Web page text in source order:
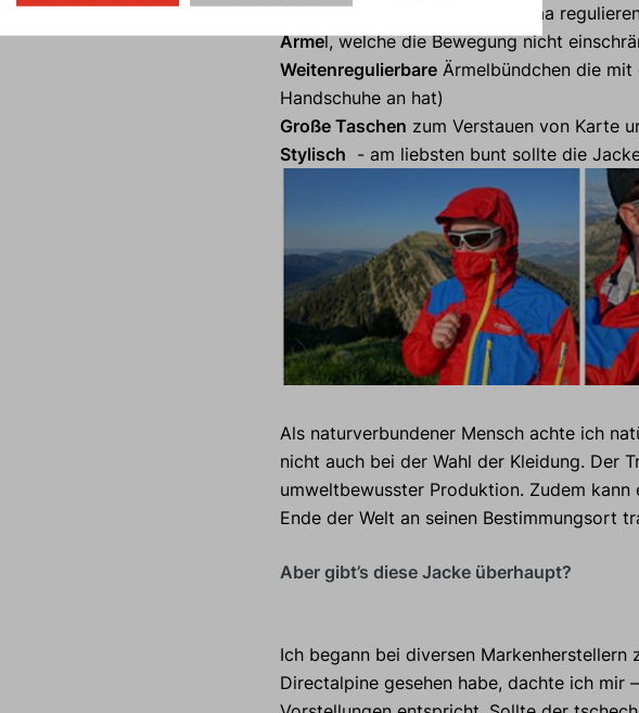
Unterarmbelüftung
um das Klima
Ärmel, welche die Bewegung nicht
WeitenregulierbareÄrmelbündchen die mit
Handschuhe an hat)
Große Taschen zum Verstauen von Karte
Stylisch - am liebsten bunt sollte die
Als naturverbundener Mensch achte ich
nicht auch bei der Wahl der Kleidung. Der
umweltbewusster Produktion. Zudem
Ende der Welt an seinen Bestimmungsort
Aber gibt’s diese Jacke überhaupt?
Ich begann bei diversen
Directalpine gesehen habe, dachte ich mir